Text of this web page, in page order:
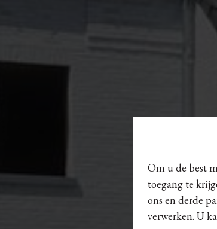
Om u de best
toegang te
ons en derde
verwerken. U